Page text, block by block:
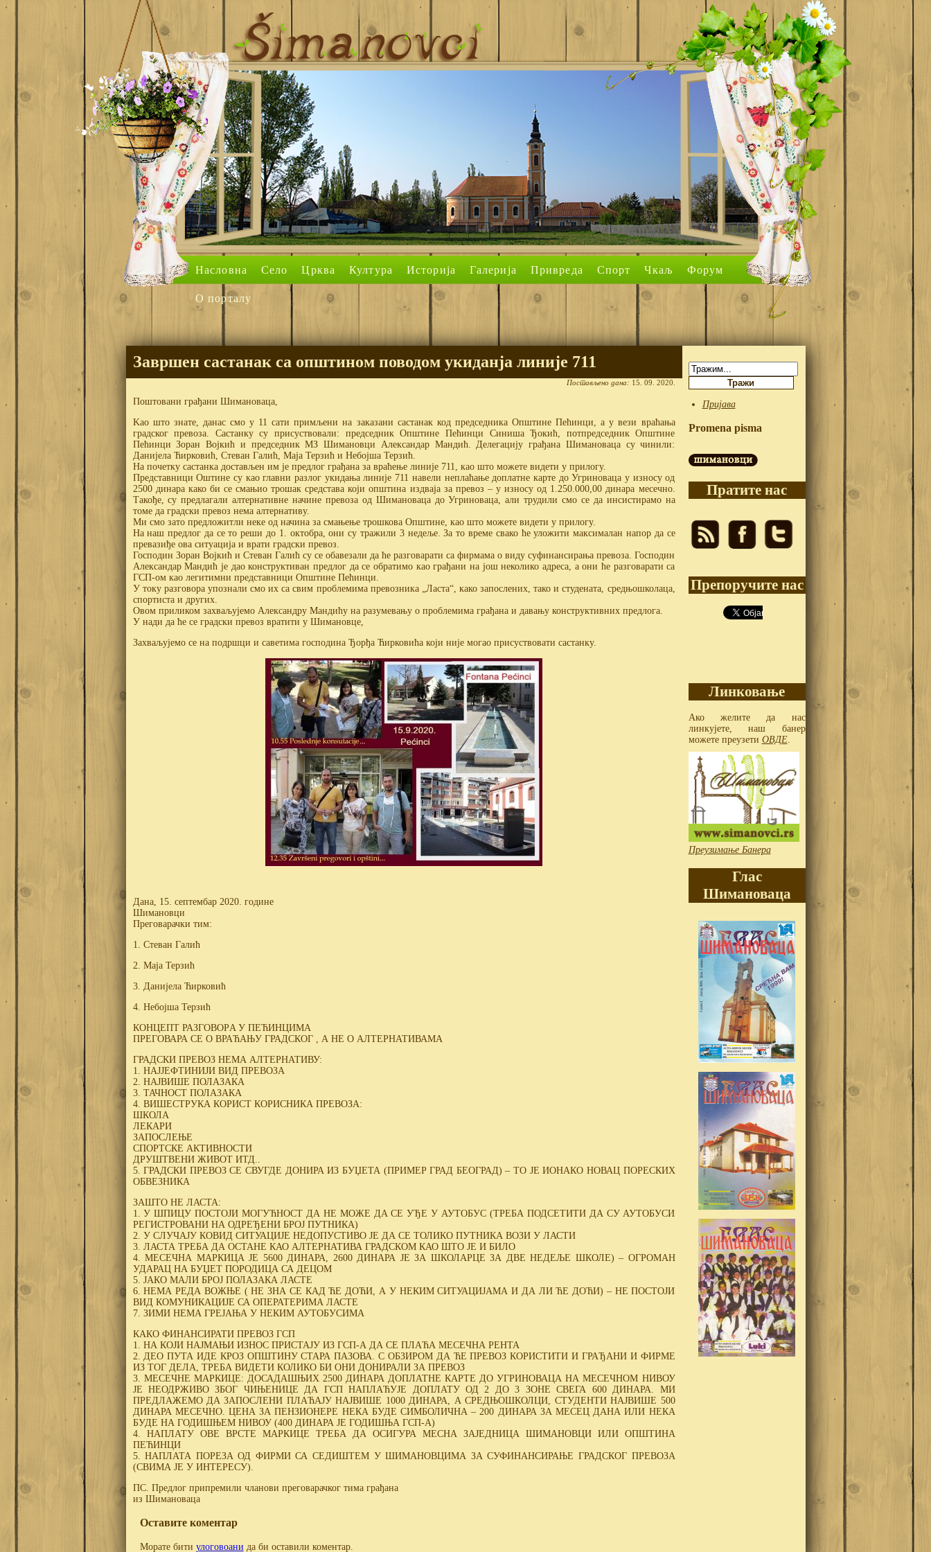
Насловна Село Црква Култура Историја Галерија Привреда Спорт Чкаљ Форум
О порталу
Завршен састанак са општином поводом укиданја линије 711
Постављено дана: 15. 09. 2020.
Поштовани грађани Шимановаца,
Kао што знате, данас смо у 11 сати примљени на заказани састанак код председника Општине Пећинци, а у вези враћања
градског превоза. Састанку су присуствовали: председник Општине Пећинци Синиша Ђокић, потпредседник Општине
Пећинци Зоран Војкић и председник МЗ Шимановци Александар Мандић. Делегацију грађана Шимановаца су чинили:
Данијела Ћирковић, Стеван Галић, Маја Терзић и Небојша Терзић.
На почетку састанка достављен им је предлог грађана за враћење линије 711, као што можете видети у прилогу.
Представници Оштине су као главни разлог укидања линије 711 навели неплаћање доплатне карте до Угриноваца у износу од
2500 динара како би се смањио трошак средстава који општина издваја за превоз – у износу од 1.250.000,00 динара месечно.
Такође, су предлагали алтернативне начине превоза од Шимановаца до Угриноваца, али трудили смо се да инсистирамо на
томе да градски превоз нема алтернативу.
Ми смо зато предложитли неке од начина за смањење трошкова Општине, као што можете видети у прилогу.
На наш предлог да се то реши до 1. октобра, они су тражили 3 недеље. За то време свако ће уложити максималан напор да се
превазиђе ова ситуација и врати градски превоз.
Господин Зоран Војкић и Стеван Галић су се обавезали да ће разговарати са фирмама о виду суфинансирања превоза. Господин
Александар Мандић је дао конструктиван предлог да се обратимо као грађани на још неколико адреса, а они ће разговарати са
ГСП-ом као легитимни представници Општине Пећинци.
У току разговора упознали смо их са свим проблемима превозника „Ласта“, како запослених, тако и студената, средњошколаца,
спортиста и других.
Овом приликом захваљујемо Александру Мандићу на разумевању о проблемима грађана и давању конструктивних предлога.
У нади да ће се градски превоз вратити у Шимановце,
Захваљујемо се на подршци и саветима господина Ђорђа Ћирковића који није могао присуствовати састанку.
Дана, 15. септембар 2020. године
Шимановци
Преговарачки тим:
1. Стеван Галић
2. Маја Терзић
3. Данијела Ћирковић
4. Небојша Терзић
КОНЦЕПТ РАЗГОВОРA У ПЕЋИНЦИМА
ПРЕГОВАРА СЕ О ВРАЋАЊУ ГРАДСКОГ , А НЕ О АЛТЕРНАТИВАМА
ГРАДСКИ ПРЕВОЗ НЕМА АЛТЕРНАТИВУ:
1. НАЈЈЕФТИНИЈИ ВИД ПРЕВОЗА
2. НАЈВИШЕ ПОЛАЗАКА
3. ТАЧНОСТ ПОЛАЗАКА
4. ВИШЕСТРУКА КОРИСТ КОРИСНИКА ПРЕВОЗА:
ШКОЛА
ЛЕКАРИ
ЗАПОСЛЕЊЕ
СПОРТСКЕ АКТИВНОСТИ
ДРУШТВЕНИ ЖИВОТ ИТД..
5. ГРАДСКИ ПРЕВОЗ СЕ СВУГДЕ ДОНИРА ИЗ БУЏЕТА (ПРИМЕР ГРАД БЕОГРАД) – ТО ЈЕ ИОНАКО НОВАЦ ПОРЕСКИХ
ОБВЕЗНИКА
ЗАШТО НЕ ЛАСТА:
1. У ШПИЦУ ПОСТОЈИ МОГУЋНОСТ ДА НЕ МОЖЕ ДА СЕ УЂЕ У АУТОБУС (ТРЕБА ПОДСЕТИТИ ДА СУ АУТОБУСИ
РЕГИСТРОВАНИ НА ОДРЕЂЕНИ БРОЈ ПУТНИКА)
2. У СЛУЧАЈУ КОВИД СИТУАЦИЈЕ НЕДОПУСТИВО ЈЕ ДА СЕ ТОЛИКО ПУТНИКА ВОЗИ У ЛАСТИ
3. ЛАСТА ТРЕБА ДА ОСТАНЕ КАО АЛТЕРНАТИВА ГРАДСКОМ КАО ШТО ЈЕ И БИЛО
4. МЕСЕЧНА МАРКИЦА ЈЕ 5600 ДИНАРА, 2600 ДИНАРА ЈЕ ЗА ШКОЛАРЦЕ ЗА ДВЕ НЕДЕЉЕ ШКОЛЕ) – ОГРОМАН
УДАРАЦ НА БУЏЕТ ПОРОДИЦА СА ДЕЦОМ
5. ЈАКО МАЛИ БРОЈ ПОЛАЗАКА ЛАСТЕ
6. НЕМА РЕДА ВОЖЊЕ ( НЕ ЗНА СЕ КАД ЋЕ ДОЋИ, А У НЕКИМ СИТУАЦИЈАМА И ДА ЛИ ЋЕ ДОЋИ) – НЕ ПОСТОЈИ
ВИД КОМУНИКАЦИЈЕ СА ОПЕРАТЕРИМА ЛАСТЕ
7. ЗИМИ НЕМА ГРЕЈАЊА У НЕКИМ АУТОБУСИМА
КАКО ФИНАНСИРАТИ ПРЕВОЗ ГСП
1. НА КОЈИ НАЈМАЊИ ИЗНОС ПРИСТАЈУ ИЗ ГСП-А ДА СЕ ПЛАЋА МЕСЕЧНА РЕНТА
2. ДЕО ПУТА ИДЕ КРОЗ ОПШТИНУ СТАРА ПАЗОВА. С ОБЗИРОМ ДА ЋЕ ПРЕВОЗ КОРИСТИТИ И ГРАЂАНИ И ФИРМЕ
ИЗ ТОГ ДЕЛА, ТРЕБА ВИДЕТИ КОЛИКО БИ ОНИ ДОНИРАЛИ ЗА ПРЕВОЗ
3. МЕСЕЧНЕ МАРКИЦЕ: ДОСАДАШЊИХ 2500 ДИНАРА ДОПЛАТНЕ КАРТЕ ДО УГРИНОВАЦА НА МЕСЕЧНОМ НИВОУ
ЈЕ НЕОДРЖИВО ЗБОГ ЧИЊЕНИЦЕ ДА ГСП НАПЛАЋУЈЕ ДОПЛАТУ ОД 2 ДО 3 ЗОНЕ СВЕГА 600 ДИНАРА. МИ
ПРЕДЛАЖЕМО ДА ЗАПОСЛЕНИ ПЛАЋАЈУ НАЈВИШЕ 1000 ДИНАРА, А СРЕДЊОШКОЛЦИ, СТУДЕНТИ НАЈВИШЕ 500
ДИНАРА МЕСЕЧНО. ЦЕНА ЗА ПЕНЗИОНЕРЕ НЕКА БУДЕ СИМБОЛИЧНА – 200 ДИНАРА ЗА МЕСЕЦ ДАНА ИЛИ НЕКА
БУДЕ НА ГОДИШЊЕМ НИВОУ (400 ДИНАРА ЈЕ ГОДИШЊА ГСП-А)
4. НАПЛАТУ ОВЕ ВРСТЕ МАРКИЦЕ ТРЕБА ДА ОСИГУРА МЕСНА ЗАЈЕДНИЦА ШИМАНОВЦИ ИЛИ ОПШТИНА
ПЕЋИНЦИ
5. НАПЛАТА ПОРЕЗА ОД ФИРМИ СА СЕДИШТЕМ У ШИМАНОВЦИМА ЗА СУФИНАНСИРАЊЕ ГРАДСКОГ ПРЕВОЗА
(СВИМА ЈЕ У ИНТЕРЕСУ).
ПС. Предлог припремили чланови преговарачког тима грађана
из Шимановаца
Оставите коментар
Морате бити улоговоани да би оставили коментар.
Пријава
Promena pisma
Пратите нас
Препоручите нас
Линковање
Ако желите да нас
линкујете, наш банер
можете преузети ОВДЕ.
Преузимање Банера
Глас
Шимановаца